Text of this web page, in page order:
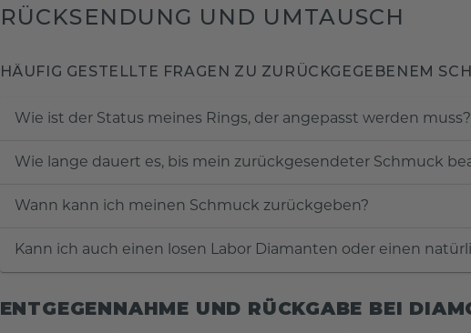
RÜCKSENDUNG UND UMTAUSCH
HÄUFIG GESTELLTE FRAGEN ZU ZURÜCKGEGEBENEM
Wie ist der Status meines Rings, der angepasst werden muss?
Wie lange dauert es, bis mein zurückgesendeter Schmuck
Wann kann ich meinen Schmuck zurückgeben?
Kann ich auch einen losen Labor Diamanten oder einen
ENTGEGENNAHME UND RÜCKGABE BEI